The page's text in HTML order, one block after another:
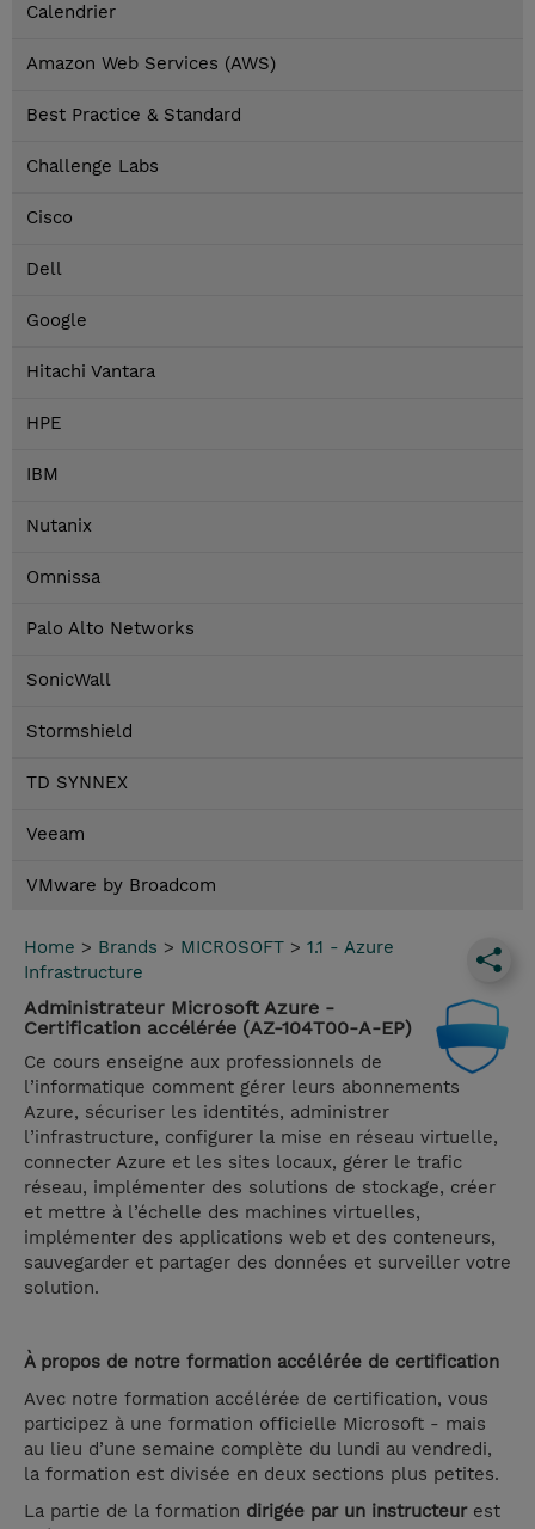
Calendrier
Amazon Web Services (AWS)
Best Practice & Standard
Challenge Labs
Cisco
Dell
Google
Hitachi Vantara
HPE
IBM
Nutanix
Omnissa
Palo Alto Networks
SonicWall
Stormshield
TD SYNNEX
Veeam
VMware by Broadcom
Home > Brands > MICROSOFT > 1.1 - Azure
Infrastructure
Administrateur Microsoft Azure -
Certification accélérée (AZ-104T00-A-EP)
Ce cours enseigne aux professionnels de
l’informatique comment gérer leurs abonnements
Azure, sécuriser les identités, administrer
l’infrastructure, configurer la mise en réseau virtuelle,
connecter Azure et les sites locaux, gérer le trafic
réseau, implémenter des solutions de stockage, créer
et mettre à l’échelle des machines virtuelles,
implémenter des applications web et des conteneurs,
sauvegarder et partager des données et surveiller votre
solution.
À propos de notre formation accélérée de certification
Avec notre formation accélérée de certification, vous
participez à une formation officielle Microsoft - mais
au lieu d’une semaine complète du lundi au vendredi,
la formation est divisée en deux sections plus petites.
La partie de la formation dirigée par un instructeurest